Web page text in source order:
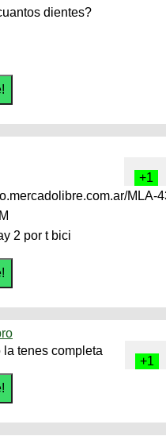
dientes?
MLA-
2 por t bici
la tenes completa